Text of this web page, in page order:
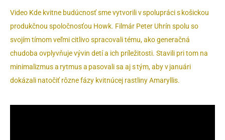
Video Kde kvitne budúcnosť sme vytvorili v spolupráci s košickou
produkčnou spoločnosťou Howk. Filmár Peter Uhrín spolu so
svojím tímom veľmi citlivo spracovali tému, ako generačná
chudoba ovplyvňuje vývin detí a ich príležitosti. Stavili pri tom na
minimalizmus a rytmus a pasovali sa aj s tým, aby v januári
dokázali natočiť rôzne fázy kvitnúcej rastliny Amaryllis.